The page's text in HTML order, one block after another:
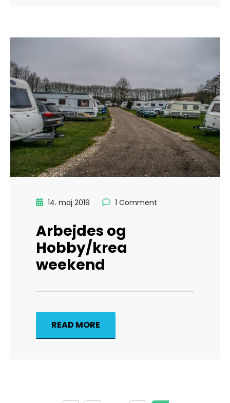
14. maj 2019 1 Comment
Arbejdes og
Hobby/krea
weekend
READ MORE